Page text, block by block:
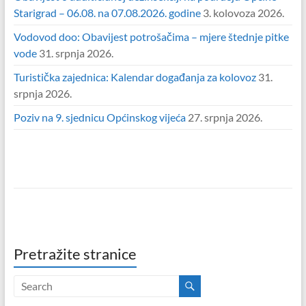
Starigrad – 06.08. na 07.08.2026. godine 3. kolovoza 2026.
Vodovod doo: Obavijest potrošačima – mjere štednje pitke
vode 31. srpnja 2026.
Turistička zajednica: Kalendar događanja za kolovoz 31.
srpnja 2026.
Poziv na 9. sjednicu Općinskog vijeća 27. srpnja 2026.
Pretražite stranice